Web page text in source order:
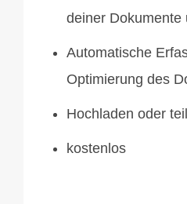
deiner Dokumente
Automatische
Optimierung des
Hochladen oder
kostenlos